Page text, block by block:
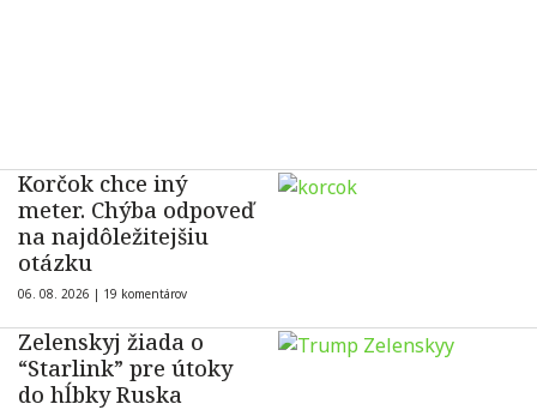
Korčok chce iný
meter. Chýba odpoveď
na najdôležitejšiu
otázku
06. 08. 2026 | 19 komentárov
Zelenskyj žiada o
“Starlink” pre útoky
do hĺbky Ruska